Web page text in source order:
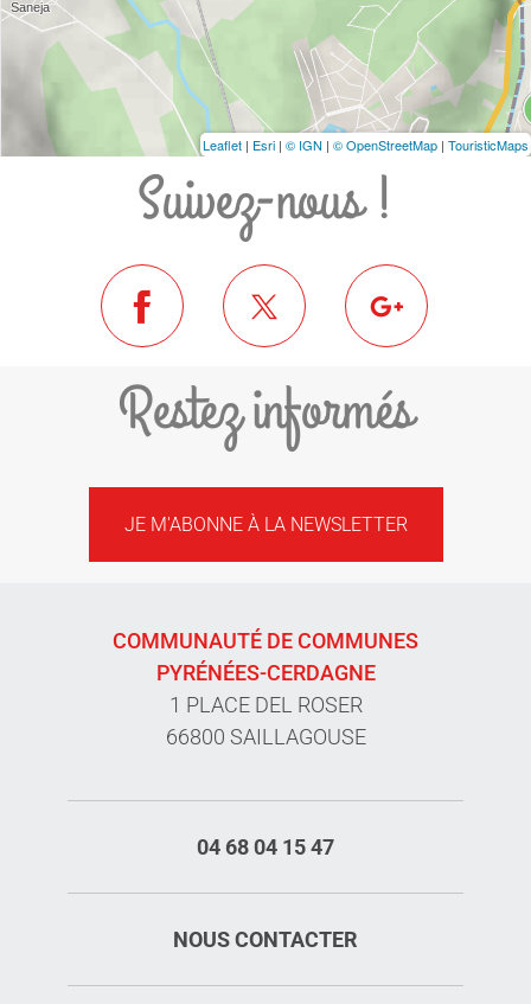
Leaflet | Esri | © IGN | © OpenStreetMap | TouristicMaps
Suivez-nous !
Restez informés
JE M'ABONNE À LA NEWSLETTER
COMMUNAUTÉ DE COMMUNES
PYRÉNÉES-CERDAGNE
1 PLACE DEL ROSER
66800 SAILLAGOUSE
04 68 04 15 47
NOUS CONTACTER